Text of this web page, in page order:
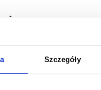
Szczegóły
Medyczne I Wydział